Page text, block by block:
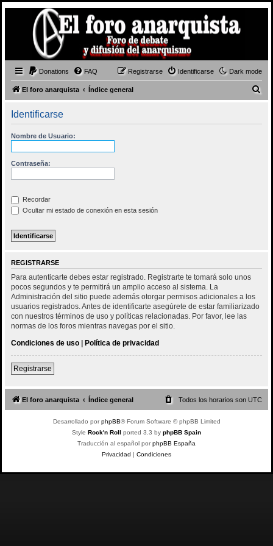
Dark mode
Donations FAQ Identificarse
Registrarse
El foro anarquista Índice general
Identificarse
Nombre de Usuario:
Contraseña:
Recordar
Ocultar mi estado de conexión en esta sesión
REGISTRARSE
Para autenticarte debes estar registrado. Registrarte te tomará solo unos
pocos segundos y te permitirá un amplio acceso al sistema. La
Administración del sitio puede además otorgar permisos adicionales a los
usuarios registrados. Antes de identificarte asegúrete de estar familiarizado
con nuestros términos de uso y políticas relacionadas. Por favor, lee las
normas de los foros mientras navegas por el sitio.
Condiciones de uso | Política de privacidad
Registrarse
El foro anarquista Índice general Todos los horarios son UTC
Desarrollado porphpBB® Forum Software © phpBB Limited
Style Rock'n Roll ported 3.3 by phpBB Spain
Traducción al español porphpBB España
Privacidad | Condiciones